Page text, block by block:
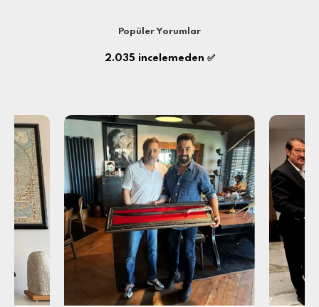
Popüler Yorumlar
2.035 incelemeden ✅